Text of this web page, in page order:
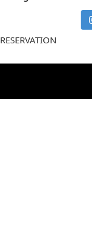
RESERVATION